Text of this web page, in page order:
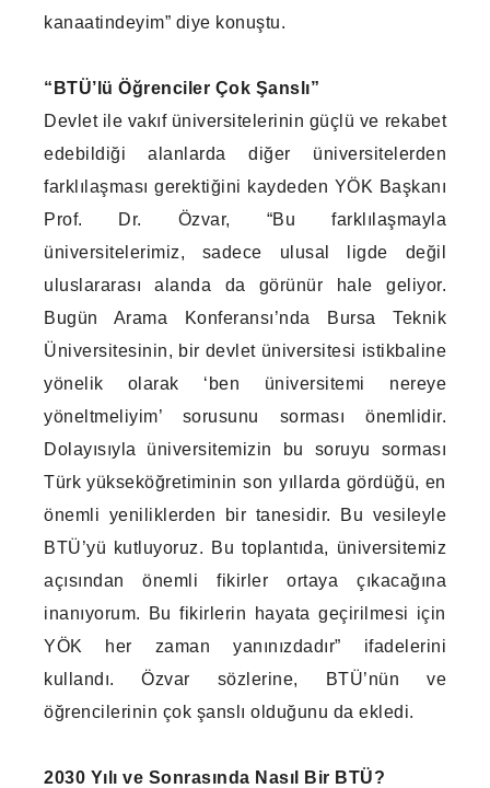
kanaatindeyim” diye konuştu.
“BTÜ’lü Öğrenciler Çok Şanslı”
Devlet ile vakıf üniversitelerinin güçlü ve rekabet
edebildiği alanlarda diğer üniversitelerden
farklılaşması gerektiğini kaydeden YÖK Başkanı
Prof. Dr. Özvar, “Bu farklılaşmayla
üniversitelerimiz, sadece ulusal ligde değil
uluslararası alanda da görünür hale geliyor.
Bugün Arama Konferansı’nda Bursa Teknik
Üniversitesinin, bir devlet üniversitesi istikbaline
yönelik olarak ‘ben üniversitemi nereye
yöneltmeliyim’ sorusunu sorması önemlidir.
Dolayısıyla üniversitemizin bu soruyu sorması
Türk yükseköğretiminin son yıllarda gördüğü, en
önemli yeniliklerden bir tanesidir. Bu vesileyle
BTÜ’yü kutluyoruz. Bu toplantıda, üniversitemiz
açısından önemli fikirler ortaya çıkacağına
inanıyorum. Bu fikirlerin hayata geçirilmesi için
YÖK her zaman yanınızdadır” ifadelerini
kullandı. Özvar sözlerine, BTÜ’nün ve
öğrencilerinin çok şanslı olduğunu da ekledi.
2030 Yılı ve Sonrasında Nasıl Bir BTÜ?